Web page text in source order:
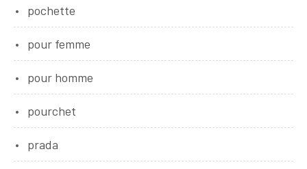
pochette
pour femme
pour homme
pourchet
prada